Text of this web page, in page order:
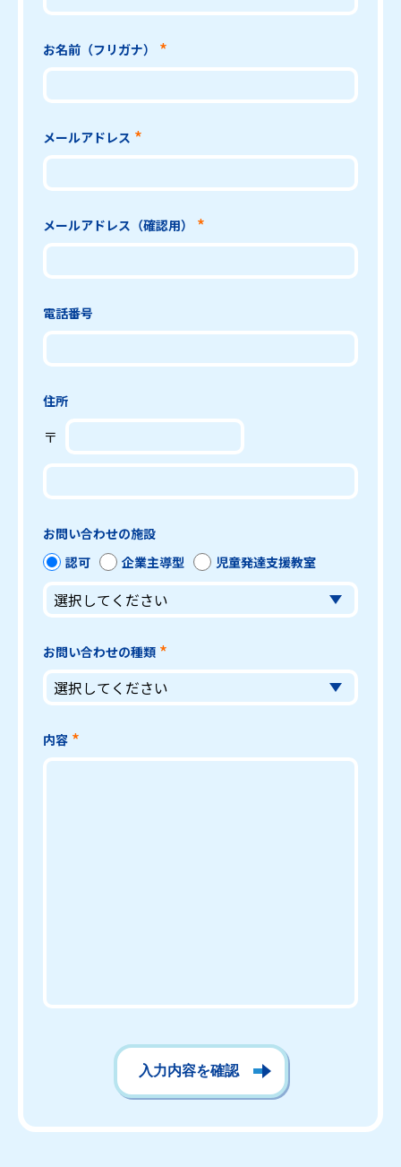
お名前（フリガナ）
メールアドレス
メールアドレス（確認用）
電話番号
住所
〒
お問い合わせの施設
認可
企業主導型 児童発達支援教室
お問い合わせの種類
内容
入力内容を確認